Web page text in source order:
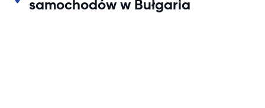
samochodów w Bułgaria